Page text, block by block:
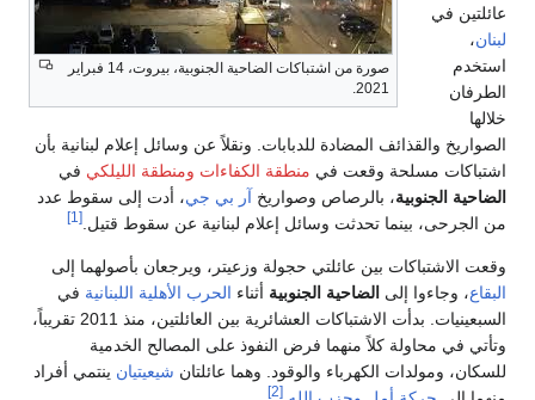
صورة من اشتباكات الضاحية الجنوبية، بيروت، 14 فبراير
2021.
عائلتين في
لبنان،
استخدم
الطرفان
خلالها
الصواريخ والقذائف المضادة للدبابات. ونقلاً عن وسائل إعلام لبنانية بأن
اشتباكات مسلحة وقعت في منطقة الكفاءات ومنطقة الليلكي في
الضاحية الجنوبية، بالرصاص وصواريخ آر بي جي، أدت إلى سقوط عدد
من الجرحى، بينما تحدثت وسائل إعلام لبنانية عن سقوط قتيل.[1]
وقعت الاشتباكات بين عائلتي حجولة وزعيتر، ويرجعان بأصولهما إلى
البقاع، وجاءوا إلى الضاحية الجنوبية أثناء الحرب الأهلية اللبنانية في
السبعينيات. بدأت الاشتباكات العشائرية بين العائلتين، منذ 2011 تقريباً،
وتأتي في محاولة كلاً منهما فرض النفوذ على المصالح الخدمية
للسكان، ومولدات الكهرباء والوقود. وهما عائلتان شيعيتيان ينتمي أفراد
[2]